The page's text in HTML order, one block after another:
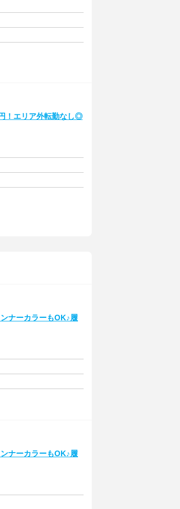
！エリア外転勤なし◎
ナーカラーもOK♪履
ナーカラーもOK♪履